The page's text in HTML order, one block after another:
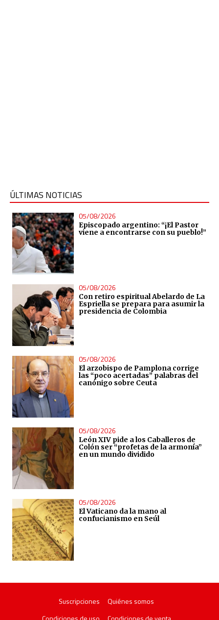
ÚLTIMAS NOTICIAS
05/08/2026
Episcopado argentino: “¡El Pastor
viene a encontrarse con su pueblo!”
05/08/2026
Con retiro espiritual Abelardo de La
Espriella se prepara para asumir la
presidencia de Colombia
05/08/2026
El arzobispo de Pamplona corrige
las “poco acertadas” palabras del
canónigo sobre Ceuta
05/08/2026
León XIV pide a los Caballeros de
Colón ser “profetas de la armonía”
en un mundo dividido
05/08/2026
El Vaticano da la mano al
confucianismo en Seúl
Suscripciones
Quiénes somos